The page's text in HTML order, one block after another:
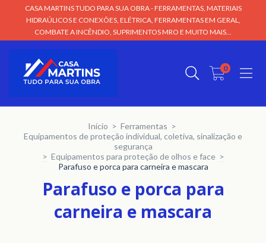
CASA MARTINS TUDO PARA SUA OBRA - FERRAMENTAS, MATERIAIS
HIDRAÚLICOS E CONEXÕES, ELÉTRICA, FERRAMENTAS EM GERAL,
COMBATE A INCÊNDIO, SUPRIMENTOS MRO E MUITO MAIS...
0
Início > Ferramentas >
Equipamentos de proteção individual, coletiva, sinalização e
segurança
> Equipamentos para proteção de olhos e face >
Parafuso e porca para carneira e mascara
Parafuso e porca para
carneira e mascara